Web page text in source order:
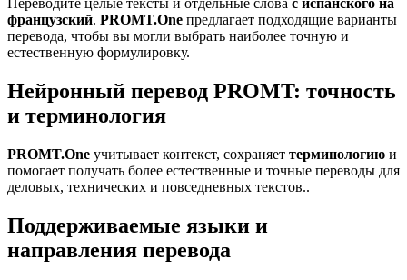
Переводите целые тексты и отдельные слова с испанского на
французский. PROMT.One предлагает подходящие варианты
перевода, чтобы вы могли выбрать наиболее точную и
естественную формулировку.
Нейронный перевод PROMT: точность
и терминология
PROMT.One учитывает контекст, сохраняет терминологию и
помогает получать более естественные и точные переводы для
деловых, технических и повседневных текстов..
Поддерживаемые языки и
направления перевода